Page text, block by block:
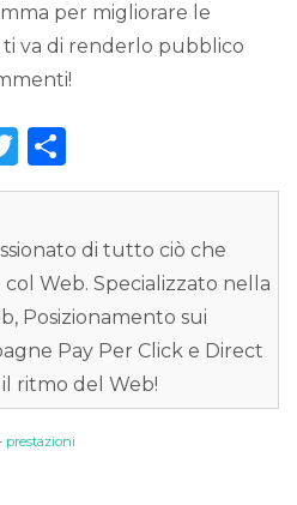
per migliorare le
ti va di renderlo pubblico
T
w
te
r
o
di
vi
di
di tutto ciò che
Web. Specializzato nella
Posizionamento sui
Pay Per Click e Direct
ritmo del Web!
prestazioni